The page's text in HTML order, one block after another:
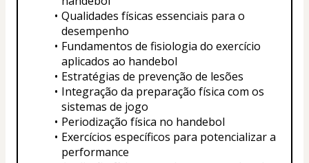
Qualidades físicas essenciais para o
desempenho
Fundamentos de fisiologia do exercício
aplicados ao handebol
Estratégias de prevenção de lesões
Integração da preparação física com os
sistemas de jogo
Periodização física no handebol
Exercícios específicos para potencializar a
performance